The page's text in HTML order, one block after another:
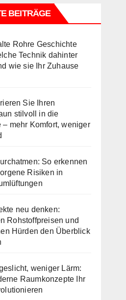
BEITRÄGE
Rohre Geschichte
Technik dahinter
wie sie Ihr Zuhause
Sie Ihren
stilvoll in die
– mehr Komfort, weniger
So erkennen
Risiken in
neu denken:
Rohstoffpreisen und
Hürden den Überblick
weniger Lärm:
Raumkonzepte Ihr